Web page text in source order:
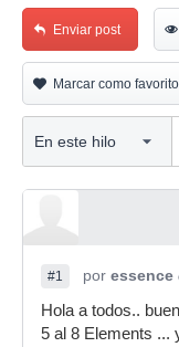
Enviar post
Marcar como favorito
#1 por essence
Hola a todos..
5 al 8 Elements ...